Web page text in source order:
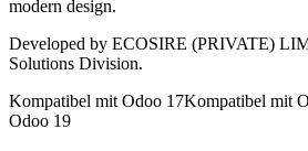
modern design.
Developed by ECOSIRE (PRIVATE)
Solutions Division.
Kompatibel mit Odoo 17Kompatibel mit
Odoo 19